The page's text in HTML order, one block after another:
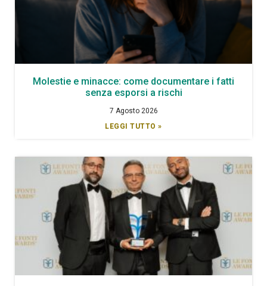
Molestie e minacce: come documentare i fatti
senza esporsi a rischi
7 Agosto 2026
LEGGI TUTTO »